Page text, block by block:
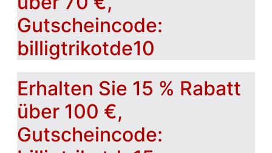
Gutscheincode:
billigtrikotde10
Erhalten Sie 15 % Rabatt
über 100 €,
Gutscheincode: